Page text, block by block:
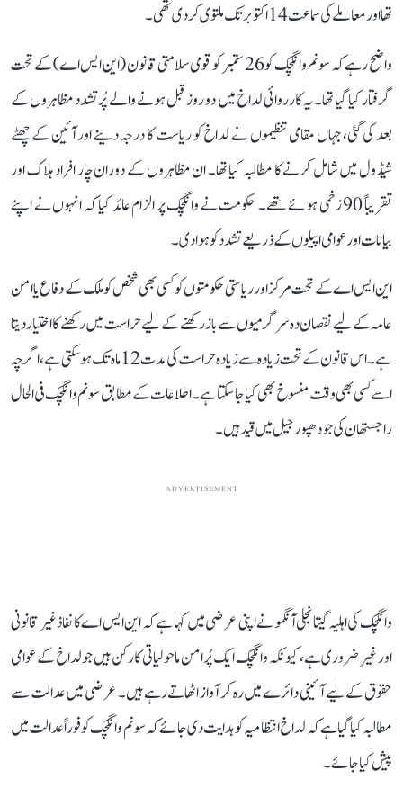
تھا اور معاملے کی سماعت 14 اکتوبر تک ملتوی کر دی تھی۔
واضح رہے کہ سونم وانگچک کو 26 ستمبر کو قومی سلامتی قانون (این ایس اے) کے تحت
گرفتار کیا گیا تھا۔ یہ کارروائی لداخ میں دو روز قبل ہونے والے پُرتشدد مظاہروں کے
بعد کی گئی، جہاں مقامی تنظیموں نے لداخ کو ریاست کا درجہ دینے اور آئین کے چھٹے
شیڈول میں شامل کرنے کا مطالبہ کیا تھا۔ ان مظاہروں کے دوران چار افراد ہلاک اور
تقریباً 90 زخمی ہوئے تھے۔ حکومت نے وانگچک پر الزام عائد کیا کہ انہوں نے اپنے
بیانات اور عوامی اپیلوں کے ذریعے تشدد کو ہوا دی۔
این ایس اے کے تحت مرکز اور ریاستی حکومتوں کو کسی بھی شخص کو ملک کے دفاع یا امن
عامہ کے لیے نقصان دہ سرگرمیوں سے باز رکھنے کے لیے حراست میں رکھنے کا اختیار دیتا
ہے۔ اس قانون کے تحت زیادہ سے زیادہ حراست کی مدت 12 ماہ تک ہو سکتی ہے، اگرچہ
اسے کسی بھی وقت منسوخ بھی کیا جا سکتا ہے۔ اطلاعات کے مطابق سونم وانگچک فی الحال
راجستھان کی جودھپور جیل میں قید ہیں۔
ADVERTISEMENT
وانگچک کی اہلیہ گیتانجلی آنگمو نے اپنی عرضی میں کہا ہے کہ این ایس اے کا نفاذ غیر قانونی
اور غیر ضروری ہے، کیونکہ وانگچک ایک پُرامن ماحولیاتی کارکن ہیں جو لداخ کے عوامی
حقوق کے لیے آئینی دائرے میں رہ کر آواز اٹھاتے رہے ہیں۔ عرضی میں عدالت سے
مطالبہ کیا گیا ہے کہ لداخ انتظامیہ کو ہدایت دی جائے کہ سونم وانگچک کو فوراً عدالت میں
پیش کیا جائے۔